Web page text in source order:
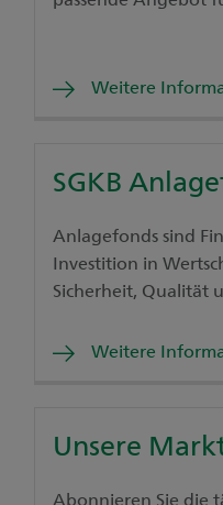
Weitere
SGKB
Anlagefonds sind
Investition in
Sicherheit, Qualität
Weitere
Unsere
Abonnieren Sie die